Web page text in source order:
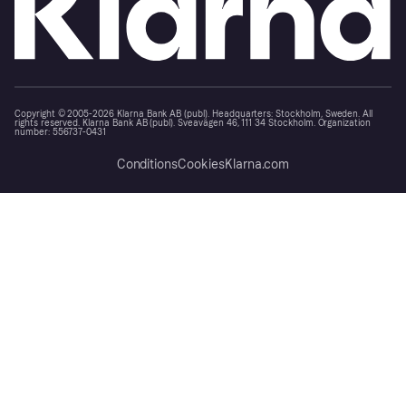
Copyright © 2005-2026 Klarna Bank AB (publ). Headquarters: Stockholm, Sweden. All
rights reserved. Klarna Bank AB (publ). Sveavägen 46, 111 34 Stockholm. Organization
number: 556737-0431
ConditionsCookiesKlarna.com